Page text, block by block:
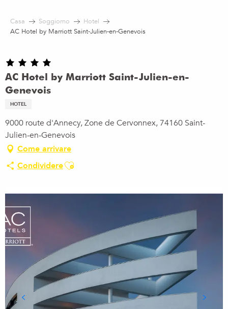
contenu
Casa Soggiorno
Hotel
AC Hotel by Marriott Saint-Julien-en-Genevois
AC Hotel by Marriott Saint-Julien-en-
Genevois
HOTEL
9000 route d'Annecy, Zone de Cervonnex, 74160 Saint-
Julien-en-Genevois
Come arrivare
CondividereAjouter aux favoris